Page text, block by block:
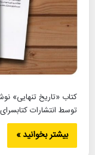
کتاب «تاریخ تنهایی»
توسط انتشارات
بیشتر بخوانید »